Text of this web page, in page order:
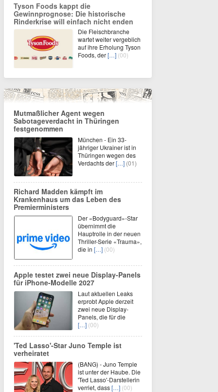
Tyson Foods kappt die
Gewinnprognose: Die historische
Rinderkrise will einfach nicht enden
Die Fleischbranche
wartet weiter vergeblich
auf ihre Erholung Tyson
Foods, der[…] (00)
Mutmaßlicher Agent wegen
Sabotageverdacht in Thüringen
festgenommen
München - Ein 33-
jähriger Ukrainer ist in
Thüringen wegen des
Verdachts der[…] (01)
Richard Madden kämpft im
Krankenhaus um das Leben des
Premierministers
Der «Bodyguard»-Star
übernimmt die
Hauptrolle in der neuen
Thriller-Serie «Trauma»,
die in […] (00)
Apple testet zwei neue Display-Panels
für iPhone-Modelle 2027
Laut aktuellen Leaks
erprobt Apple derzeit
zwei neue Display-
Panels, die für die
[…] (00)
'Ted Lasso'-Star Juno Temple ist
verheiratet
(BANG) - Juno Temple
ist unter der Haube. Die
'Ted Lasso'-Darstellerin
verriet, dass[…] (00)